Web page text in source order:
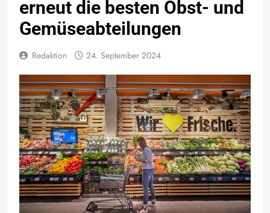
erneut die besten Obst- und
Gemüseabteilungen
Redaktion 24. September 2024